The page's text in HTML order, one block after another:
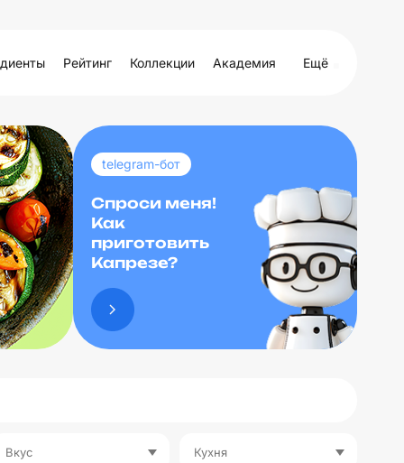
Рейтинг Коллекции Академия Ещё
telegram-бот
Спроси меня!
Как
приготовить
Капрезе?
Вкус Кухня